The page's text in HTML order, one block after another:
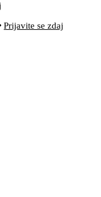
Prijavite se zdaj